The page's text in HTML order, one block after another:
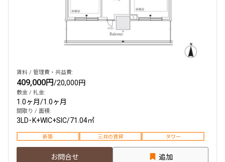
賃料 / 管理費・共益費:
409,000円/20,000円
敷金 / 礼金:
1.0ヶ月/1.0ヶ月
間取り / 面積:
3LD･K+WIC+SIC/71.04㎡
新築 三井の賃貸 タワー
お問合せ 追加